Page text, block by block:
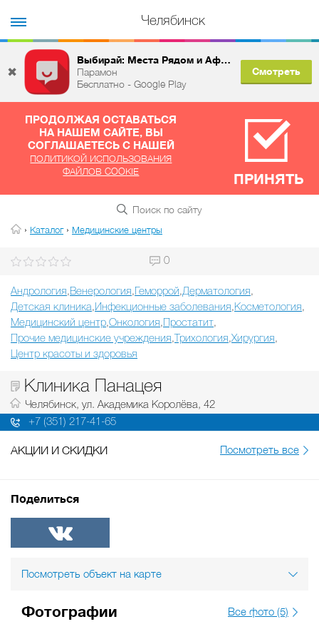
✖
Выбирай: Места Рядом и Афиша
Парамон
Бесплатно - Google Play
Смотреть
ПРОДОЛЖАЯ ОСТАВАТЬСЯ
НА НАШЕМ САЙТЕ, ВЫ
СОГЛАШАЕТЕСЬ С НАШЕЙ
ПОЛИТИКОЙ ИСПОЛЬЗОВАНИЯ
ФАЙЛОВ COOKIE
ПРИНЯТЬ
Челябинск
› Каталог› Медицинские центры
0
Андрология,Венерология, Геморрой,Дерматология,
Детская клиника,Инфекционные заболевания,Косметология,
Медицинский центр,Онкология, Простатит,
Прочие медицинские учреждения, Трихология,Хирургия,
Центр красоты и здоровья
Клиника Панацея
Челябинск, ул. Академика Королёва, 42
+7 (351) 217-41-65
Посмотреть все
АКЦИИ И СКИДКИ
Поделиться
Посмотреть объект на карте
Фотографии Все фото (5)